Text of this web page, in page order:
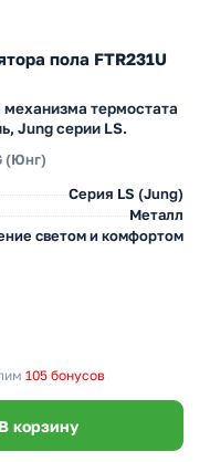
пола FTR231U
термостата
Jung серии LS.
(Юнг)
Серия LS (Jung)
Металл
светом и комфортом
105 бонусов
корзину